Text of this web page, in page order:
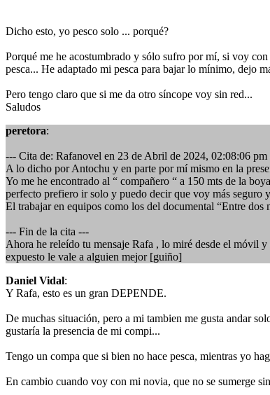
Dicho esto, yo pesco solo ... porqué?
Porqué me he acostumbrado y sólo sufro por mí, si voy
pesca... He adaptado mi pesca para bajar lo mínimo, dejo
Pero tengo claro que si me da otro síncope voy sin red...
Saludos
peretora:
--- Cita de: Rafanovel en 23 de Abril de 2024, 02:08:06 pm
A lo dicho por Antochu y en parte por mí mismo en la
Yo me he encontrado al “ compañero “ a 150 mts de la
perfecto prefiero ir solo y puedo decir que voy más seguro
El trabajar en equipos como los del documental “Entre dos
--- Fin de la cita ---
Ahora he releído tu mensaje Rafa , lo miré desde el móvil
expuesto le vale a alguien mejor [guiño]
Daniel Vidal:
Y Rafa, esto es un gran DEPENDE.
De muchas situación, pero a mi tambien me gusta andar
gustaría la presencia de mi compi...
Tengo un compa que si bien no hace pesca, mientras yo
En cambio cuando voy con mi novia, que no se sumerge